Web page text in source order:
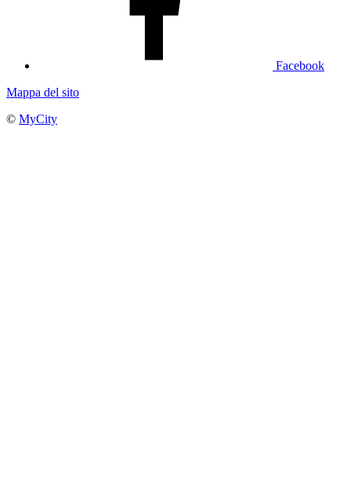
Facebook
Mappa del sito
© MyCity